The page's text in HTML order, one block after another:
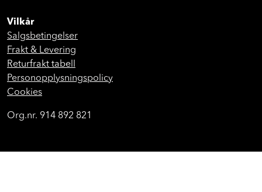
Vilkår
Salgsbetingelser
Frakt & Levering
Returfrakt tabell
Personopplysningspolicy
Cookies
Org.nr. 914 892 821